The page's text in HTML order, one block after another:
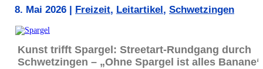
8. Mai 2026 Freizeit, Leitartikel , Schwetzingen
Kunst trifft Spargel: Streetart-Rundgang durch
Schwetzingen – „Ohne Spargel ist alles Banane“